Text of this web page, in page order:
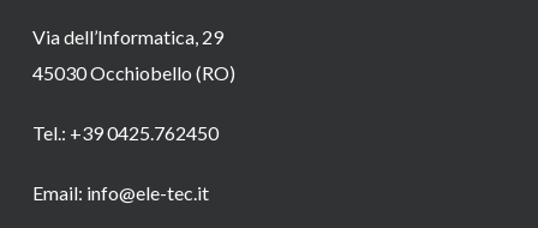
Via dell’Informatica, 29
45030 Occhiobello (RO)
Tel.: +39 0425.762450
Email: info@ele-tec.it